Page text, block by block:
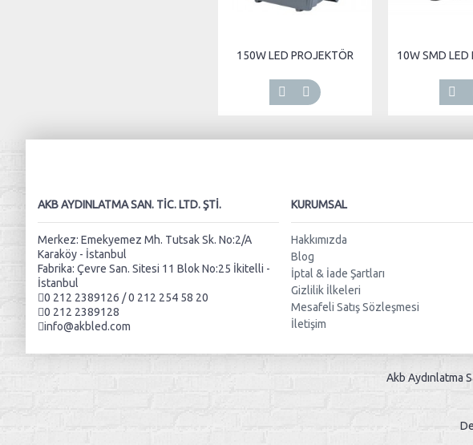
150W LED PROJEKTÖR 10W SMD LED
AKB AYDINLATMA SAN. TIC. LTD. ŞTI.
Merkez: Emekyemez Mh. Tutsak Sk. No:2/A
Karaköy - İstanbul
Fabrika: Çevre San. Sitesi 11 Blok No:25 İkitelli -
İstanbul
0 212 2389126 / 0 212 254 58 20
0 212 2389128
info@akbled.com
KURUMSAL
Hakkımızda
Blog
İptal & İade Şartları
Gizlilik İlkeleri
Mesafeli Satış Sözleşmesi
İletişim
Akb Aydınlatma